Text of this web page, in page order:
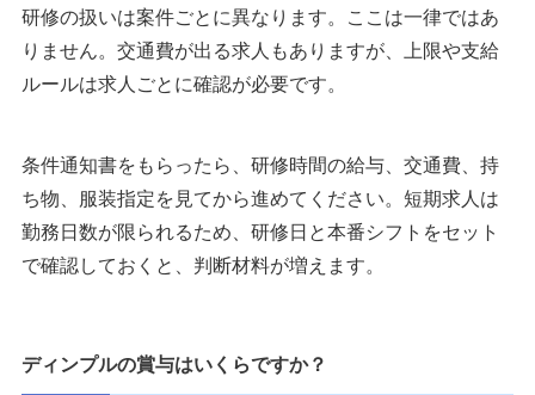
研修の扱いは案件ごとに異なります。ここは一律ではあ
りません。交通費が出る求人もありますが、上限や支給
ルールは求人ごとに確認が必要です。
条件通知書をもらったら、研修時間の給与、交通費、持
ち物、服装指定を見てから進めてください。短期求人は
勤務日数が限られるため、研修日と本番シフトをセット
で確認しておくと、判断材料が増えます。
ディンプルの賞与はいくらですか？